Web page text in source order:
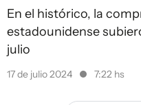
En el histórico, la
estadounidense
julio
17 de julio 2024 7:22 hs